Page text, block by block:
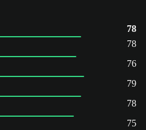
78
78
76
79
78
75